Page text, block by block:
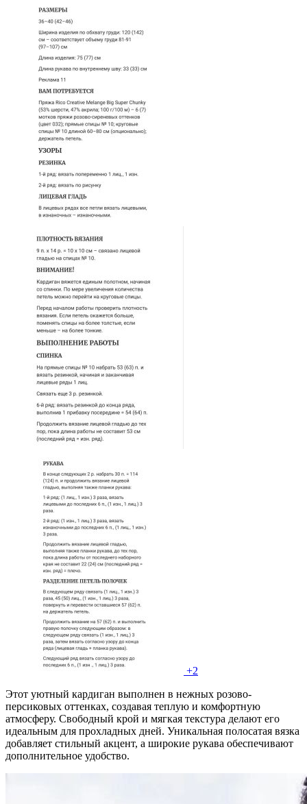
+2
Этот уютный кардиган выполнен в нежных розово-
персиковых оттенках, создавая теплую и комфортную
атмосферу. Свободный крой и мягкая текстура делают его
идеальным для прохладных дней. Уникальная полосатая вязка
добавляет стильный акцент, а широкие рукава обеспечивают
дополнительное удобство.